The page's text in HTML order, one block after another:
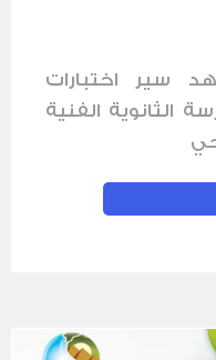
سير اختبارات
الثانوية الفنية